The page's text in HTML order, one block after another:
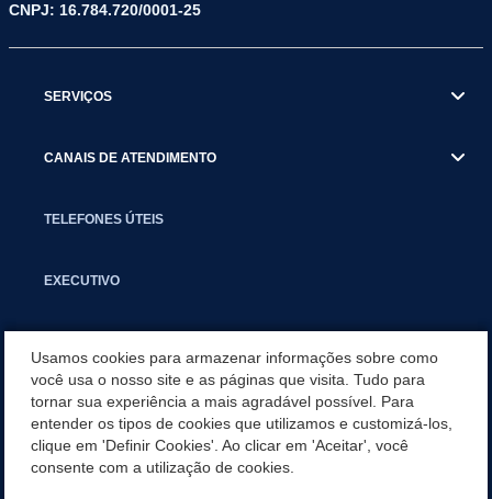
CNPJ: 16.784.720/0001-25
SERVIÇOS
CANAIS DE ATENDIMENTO
TELEFONES ÚTEIS
EXECUTIVO
APLICATIVO
SECRETARIAS
Usamos cookies para armazenar informações sobre como
você usa o nosso site e as páginas que visita. Tudo para
tornar sua experiência a mais agradável possível. Para
entender os tipos de cookies que utilizamos e customizá-los,
clique em 'Definir Cookies'. Ao clicar em 'Aceitar', você
consente com a utilização de cookies.